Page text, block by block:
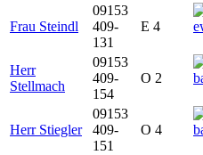
Frau Steindl
09153
409-
131
E 4
Herr
Stellmach
09153
409-
154
O 2
Herr Stiegler
09153
409-
151
O 4